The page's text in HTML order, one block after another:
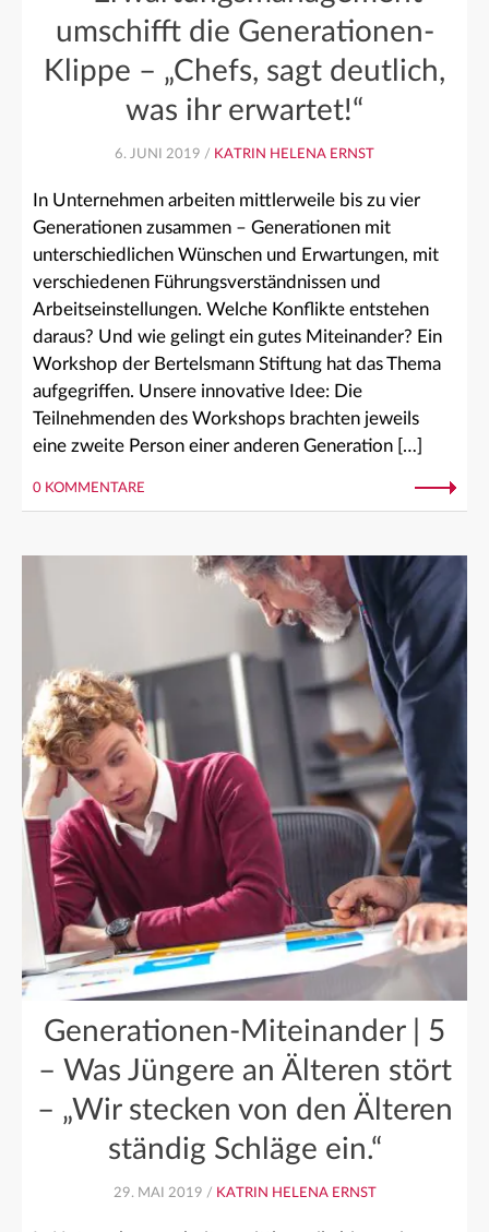
umschifft die Generationen-
Klippe – „Chefs, sagt deutlich,
was ihr erwartet!“
6. JUNI 2019 / KATRIN HELENA ERNST
In Unternehmen arbeiten mittlerweile bis zu vier
Generationen zusammen – Generationen mit
unterschiedlichen Wünschen und Erwartungen, mit
verschiedenen Führungsverständnissen und
Arbeitseinstellungen. Welche Konflikte entstehen
daraus? Und wie gelingt ein gutes Miteinander? Ein
Workshop der Bertelsmann Stiftung hat das Thema
aufgegriffen. Unsere innovative Idee: Die
Teilnehmenden des Workshops brachten jeweils
eine zweite Person einer anderen Generation […]
0 KOMMENTARE
Generationen-Miteinander | 5
– Was Jüngere an Älteren stört
– „Wir stecken von den Älteren
ständig Schläge ein.“
29. MAI 2019 / KATRIN HELENA ERNST